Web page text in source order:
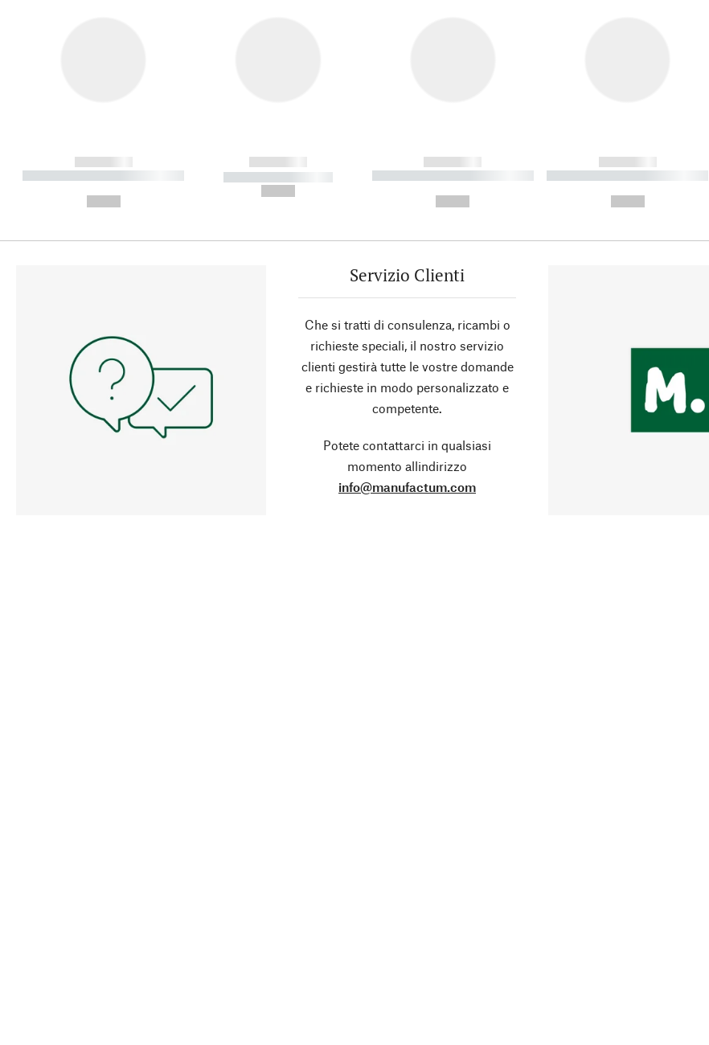
------------
----------- ----------- ----------
------------
----------- -----------
------------
----------- ----------- ----------
------------
----------- ----------- ----------
Servizio Clienti
Che si tratti di consulenza, ricambi o
richieste speciali, il nostro servizio
clienti gestirà tutte le vostre domande
e richieste in modo personalizzato e
competente.
Potete contattarci in qualsiasi
momento allindirizzo
info@manufactum.com